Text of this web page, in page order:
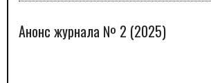
Анонс журнала № 2 (2025)